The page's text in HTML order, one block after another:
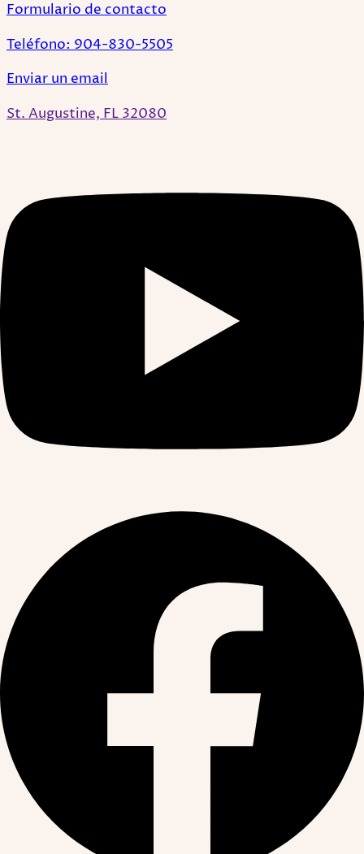
Formulario de contacto
Teléfono: 904-830-5505
Enviar un email
St. Augustine, FL 32080